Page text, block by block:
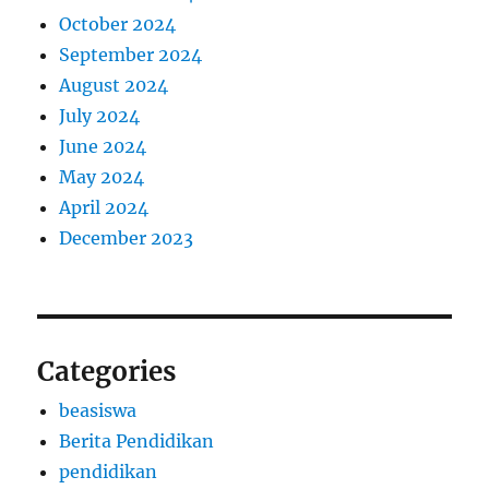
October 2024
September 2024
August 2024
July 2024
June 2024
May 2024
April 2024
December 2023
Categories
beasiswa
Berita Pendidikan
pendidikan